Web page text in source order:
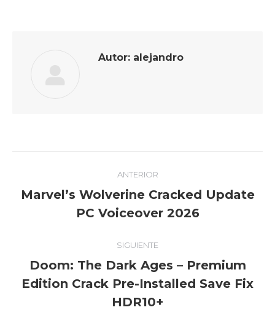
Autor: alejandro
entre
publicaciones
ANTERIOR
Publicación
anterior:
Marvel’s Wolverine Cracked Update
PC Voiceover 2026
SIGUIENTE
Publicación
siguiente:
Doom: The Dark Ages – Premium
Edition Crack Pre-Installed Save Fix
HDR10+